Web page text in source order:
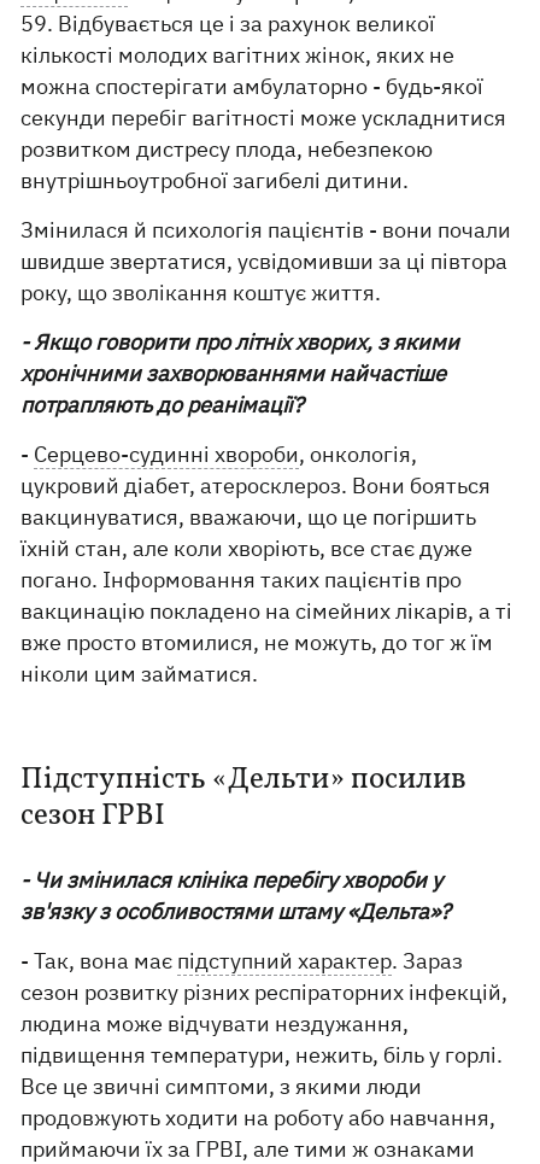
59. Відбувається це і за рахунок великої
кількості молодих вагітних жінок, яких не
можна спостерігати амбулаторно - будь-якої
секунди перебіг вагітності може ускладнитися
розвитком дистресу плода, небезпекою
внутрішньоутробної загибелі дитини.
Змінилася й психологія пацієнтів - вони почали
швидше звертатися, усвідомивши за ці півтора
року, що зволікання коштує життя.
- Якщо говорити про літніх хворих, з якими
хронічними захворюваннями найчастіше
потрапляють до реанімації?
- Серцево-судинні хвороби, онкологія,
цукровий діабет, атеросклероз. Вони бояться
вакцинуватися, вважаючи, що це погіршить
їхній стан, але коли хворіють, все стає дуже
погано. Інформовання таких пацієнтів про
вакцинацію покладено на сімейних лікарів, а ті
вже просто втомилися, не можуть, до тог ж їм
ніколи цим займатися.
Підступність «Дельти» посилив
сезон ГРВІ
- Чи змінилася клініка перебігу хвороби у
зв'язку з особливостями штаму «Дельта»?
- Так, вона має підступний характер. Зараз
сезон розвитку різних респіраторних інфекцій,
людина може відчувати нездужання,
підвищення температури, нежить, біль у горлі.
Все це звичні симптоми, з якими люди
продовжують ходити на роботу або навчання,
приймаючи їх за ГРВІ, але тими ж ознаками